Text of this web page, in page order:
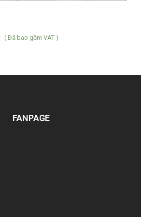
( Đã bao gồm VAT )
FANPAGE